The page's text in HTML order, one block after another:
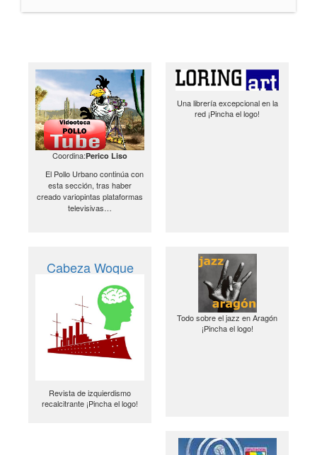
Coordina:Perico Liso
El Pollo Urbano continúa con
esta sección, tras haber
creado variopintas plataformas
televisivas…
Una librería excepcional en la
red ¡Pincha el logo!
Cabeza Woque
Revista de izquierdismo
recalcitrante ¡Pincha el logo!
Todo sobre el jazz en Aragón
¡Pincha el logo!